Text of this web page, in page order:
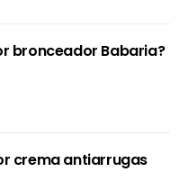
bronceador Babaria?
crema antiarrugas